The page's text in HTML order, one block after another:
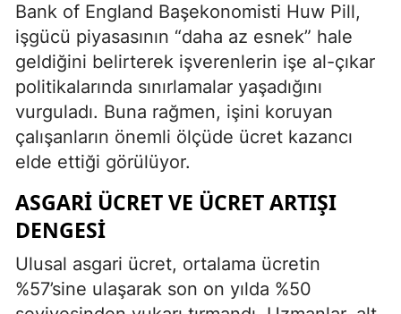
Bank of England Başekonomisti Huw Pill,
işgücü piyasasının “daha az esnek” hale
geldiğini belirterek işverenlerin işe al-çıkar
politikalarında sınırlamalar yaşadığını
vurguladı. Buna rağmen, işini koruyan
çalışanların önemli ölçüde ücret kazancı
elde ettiği görülüyor.
ASGARI ÜCRET VE ÜCRET ARTIŞI
DENGESI
Ulusal asgari ücret, ortalama ücretin
%57’sine ulaşarak son on yılda %50